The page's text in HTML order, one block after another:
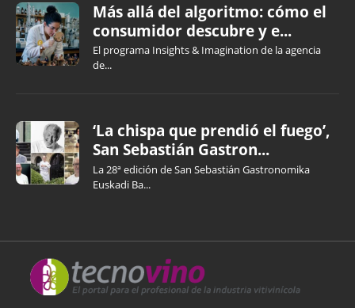
Más allá del algoritmo: cómo el
consumidor descubre y e...
El programa Insights & Imagination de la agencia
de...
‘La chispa que prendió el fuego’,
San Sebastián Gastron...
La 28ª edición de San Sebastián Gastronomika
Euskadi Ba...